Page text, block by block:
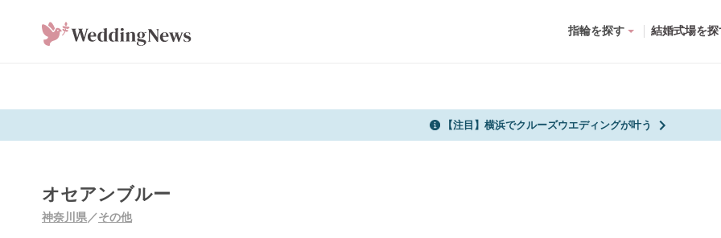
指輪を探す 結婚式場を
【注目】横浜でクルーズウエディングが叶う
オセアンブルー
神奈川県／その他